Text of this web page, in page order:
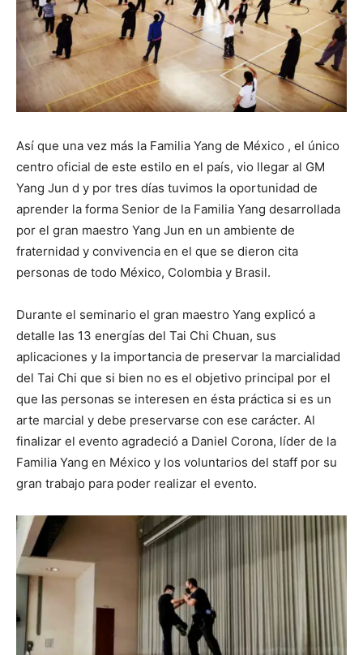
Así que una vez más la Familia Yang de México , el único
centro oficial de este estilo en el país, vio llegar al GM
Yang Jun d y por tres días tuvimos la oportunidad de
aprender la forma Senior de la Familia Yang desarrollada
por el gran maestro Yang Jun en un ambiente de
fraternidad y convivencia en el que se dieron cita
personas de todo México, Colombia y Brasil.
Durante el seminario el gran maestro Yang explicó a
detalle las 13 energías del Tai Chi Chuan, sus
aplicaciones y la importancia de preservar la marcialidad
del Tai Chi que si bien no es el objetivo principal por el
que las personas se interesen en ésta práctica si es un
arte marcial y debe preservarse con ese carácter. Al
finalizar el evento agradeció a Daniel Corona, líder de la
Familia Yang en México y los voluntarios del staff por su
gran trabajo para poder realizar el evento.